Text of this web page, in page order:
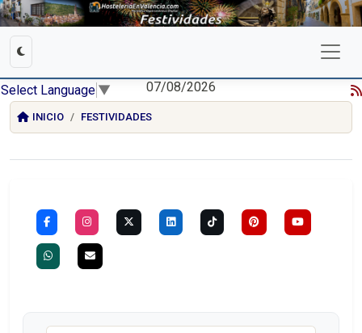
Select Language ▼ 07/08/2026
INICIO FESTIVIDADES